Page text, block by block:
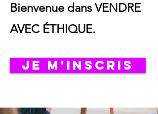
Bienvenue dans VENDRE
AVEC ÉTHIQUE.
JE M'INSCRIS